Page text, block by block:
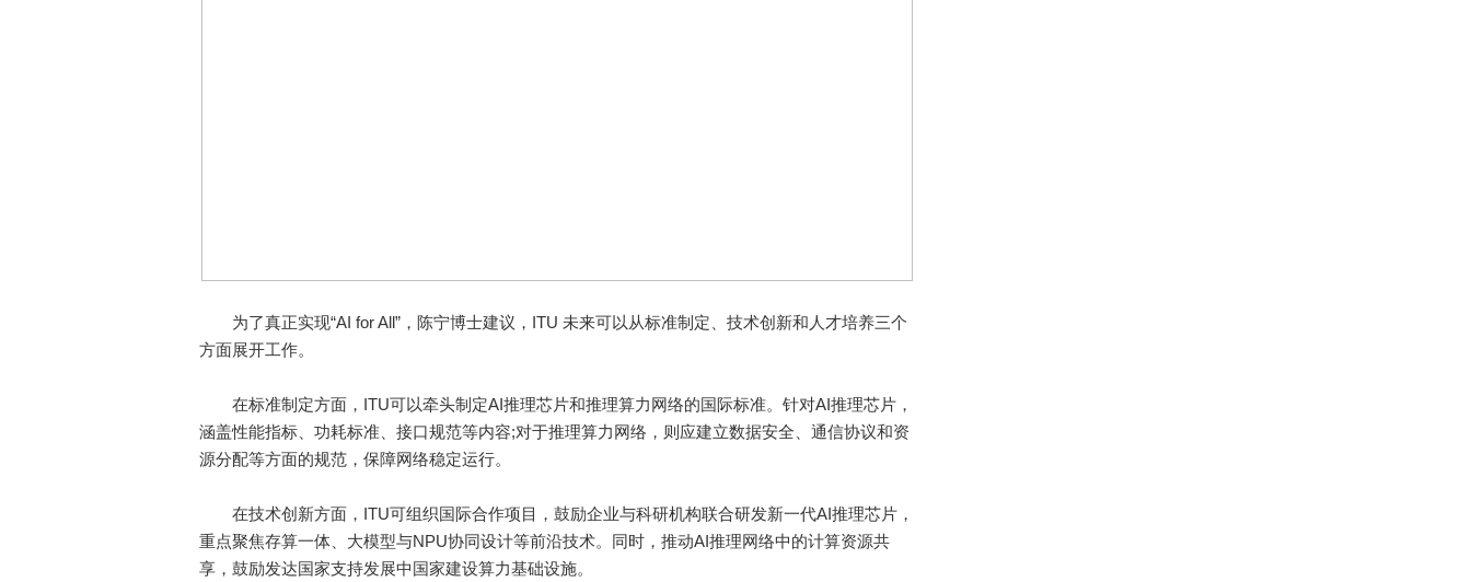
为了真正实现“AI for All”，陈宁博士建议，ITU 未来可以从标准制定、技术创新和人才培养三个
方面展开工作。
在标准制定方面，ITU可以牵头制定AI推理芯片和推理算力网络的国际标准。针对AI推理芯片，
涵盖性能指标、功耗标准、接口规范等内容;对于推理算力网络，则应建立数据安全、通信协议和资
源分配等方面的规范，保障网络稳定运行。
在技术创新方面，ITU可组织国际合作项目，鼓励企业与科研机构联合研发新一代AI推理芯片，
重点聚焦存算一体、大模型与NPU协同设计等前沿技术。同时，推动AI推理网络中的计算资源共
享，鼓励发达国家支持发展中国家建设算力基础设施。